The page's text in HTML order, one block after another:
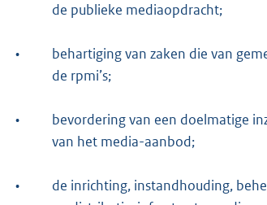
de publieke mediaopdracht;
•
behartiging van zaken die van
de rpmi’s;
•
bevordering van een doelmatige
van het media-aanbod;
•
de inrichting, instandhouding,